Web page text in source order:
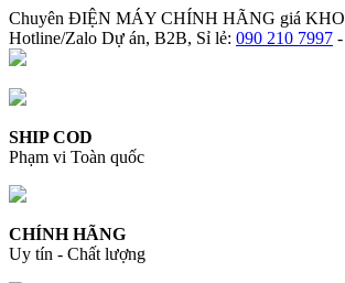
Chuyên ĐIỆN MÁY CHÍNH HÃNG giá KHO
Hotline/Zalo Dự án, B2B, Sỉ lẻ: 090 210 7997 -
SHIP COD
Phạm vi Toàn quốc
CHÍNH HÃNG
Uy tín - Chất lượng